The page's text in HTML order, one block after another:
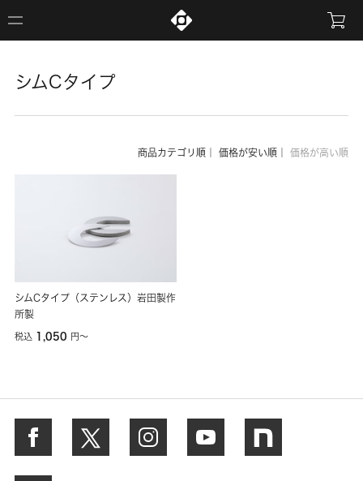
シムCタイプ
商品カテゴリ順 価格が安い順 価格が高い順
シムCタイプ（ステンレス）岩田製作
所製
税込 1,050 円〜